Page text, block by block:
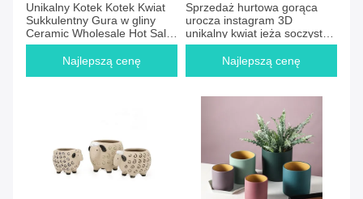
Unikalny Kotek Kotek Kwiat
Sukkulentny Gura w gliny
Ceramic Wholesale Hot Sale
Cudowny Instagram Kwiat 3D
/ sukkulentne Gura
Najlepszą cenę
Sprzedaż hurtowa gorąca
urocza instagram 3D
unikalny kwiat jeża soczyste
garnek w ceramiki gliny
ceramikiNajlepszą cenę